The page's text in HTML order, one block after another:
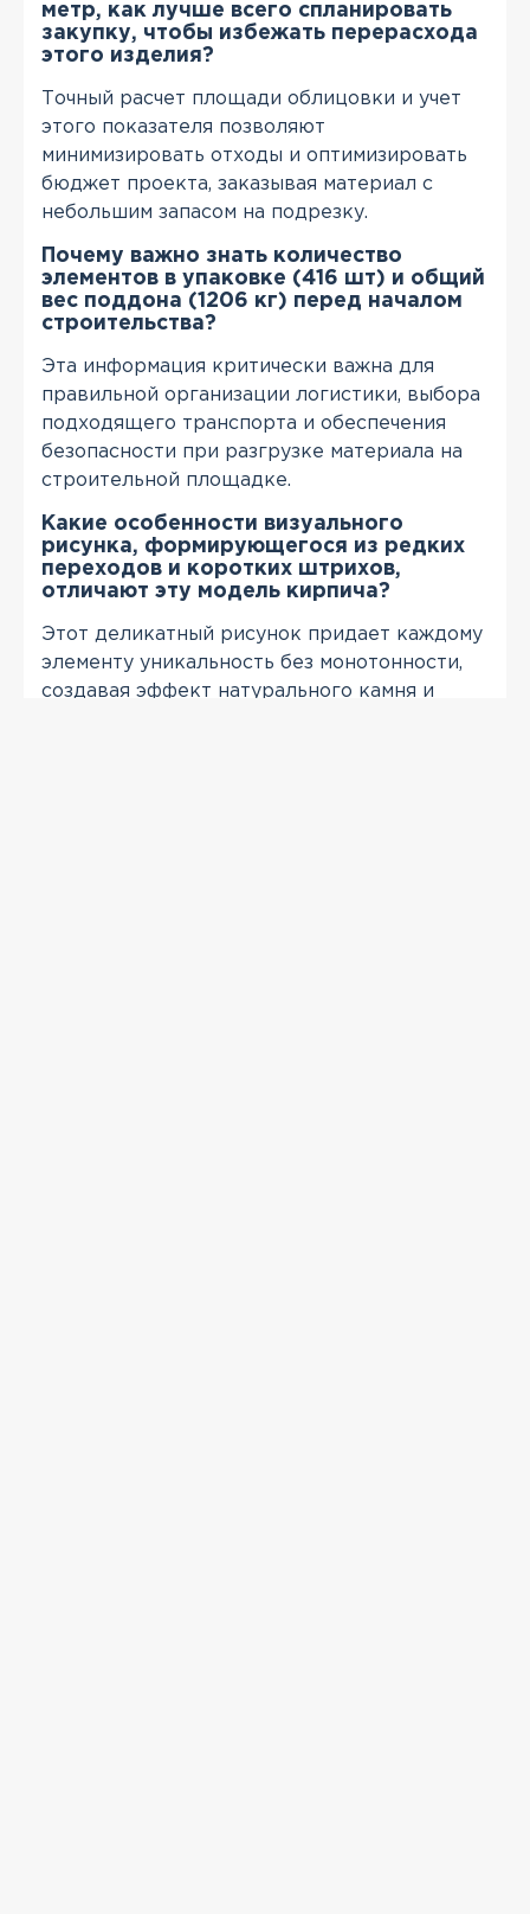
метр, как лучше всего спланировать
закупку, чтобы избежать перерасхода
этого изделия?
Точный расчет площади облицовки и учет
этого показателя позволяют
минимизировать отходы и оптимизировать
бюджет проекта, заказывая материал с
небольшим запасом на подрезку.
Почему важно знать количество
элементов в упаковке (416 шт) и общий
вес поддона (1206 кг) перед началом
строительства?
Эта информация критически важна для
правильной организации логистики, выбора
подходящего транспорта и обеспечения
безопасности при разгрузке материала на
строительной площадке.
Какие особенности визуального
рисунка, формирующегося из редких
переходов и коротких штрихов,
отличают эту модель кирпича?
Этот деликатный рисунок придает каждому
элементу уникальность без монотонности,
создавая эффект натурального камня и